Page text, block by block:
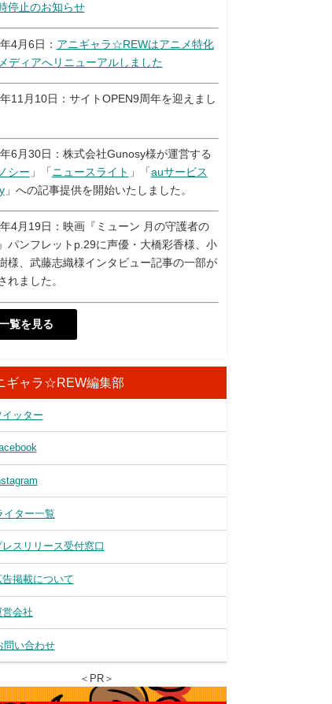
停止のお知らせ
4月6日： アニギャラ☆REWはアニメ特化
ディアへリニューアルしました
11月10日：サイトOPEN9周年を迎えまし
6月30日：株式会社Gunosy様が運営する
シー 」「 ニュースライト 」「auサービス
」への記事提供を開始いたしました。
4月19日：映画『ミューン 月の守護者の
パンフレットp.29に声優・大橋彩香様、小
様、武藤志織様インタビュー記事の一部が
れました。
覧を見る
ギャラ☆REW編集部
イッター
イター一覧
レスリリース受付窓口
告掲載について
営会社
問い合わせ
＜PR＞